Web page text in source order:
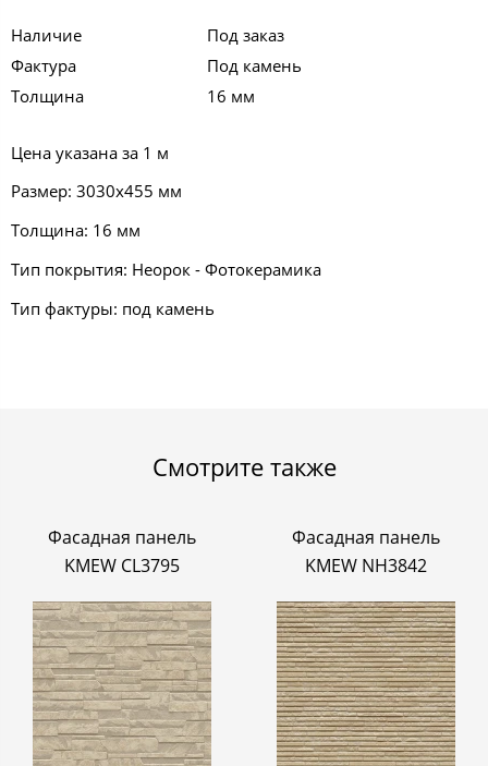
Наличие
Под заказ
Фактура
Под камень
Толщина
16 мм
Цена указана за 1 м
Размер: 3030х455 мм
Толщина: 16 мм
Тип покрытия: Неорок - Фотокерамика
Тип фактуры: под камень
Смотрите также
Фасадная панель
KMEW CL3795
Фасадная панель
KMEW NH3842